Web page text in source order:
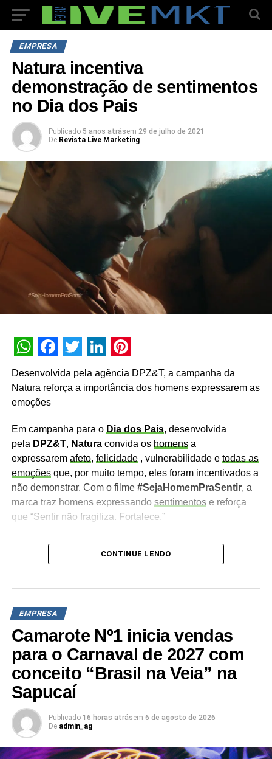
EMPRESA
Natura incentiva
demonstração de sentimentos
no Dia dos Pais
Publicado 5 anos atrásem 29 de julho de 2021
De Revista Live Marketing
WhatsApp
Facebook
Twitter
LinkedIn
Pinterest
Desenvolvida pela agência DPZ&T, a campanha da
Natura reforça a importância dos homens expressarem as
emoções
Em campanha para o Dia dos Pais, desenvolvida
pela DPZ&T, Natura convida os homensa
expressarem afeto, felicidade, vulnerabilidade e todas as
emoçõesque, por muito tempo, eles foram incentivados a
não demonstrar. Com o filme #SejaHomemPraSentir, a
marca traz homens expressando sentimentose reforça
que “Sentir não fragiliza. Fortalece.”
CONTINUE LENDO
EMPRESA
Camarote Nº1 inicia vendas
para o Carnaval de 2027 com
conceito “Brasil na Veia” na
Sapucaí
Publicado 16 horas atrásem 6 de agosto de 2026
De admin_ag